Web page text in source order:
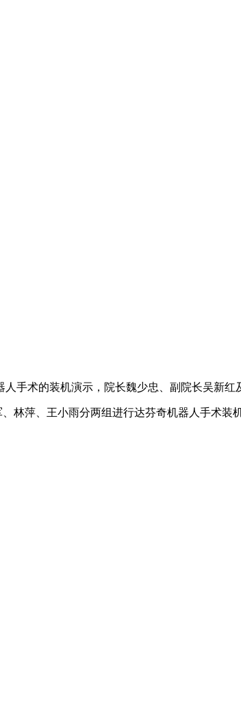
手术的装机演示，院长魏少忠、副院长吴新红
林萍、王小雨分两组进行达芬奇机器人手术